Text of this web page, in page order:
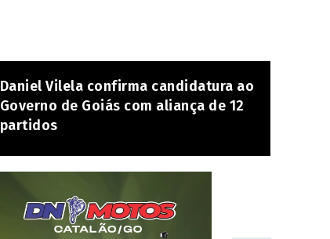
Daniel Vilela confirma candidatura ao
Governo de Goiás com aliança de 12
partidos